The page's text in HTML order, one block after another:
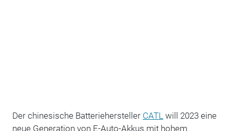
Der chinesische Batteriehersteller CATL will 2023 eine
neue Generation von E-Auto-Akkus mit hohem